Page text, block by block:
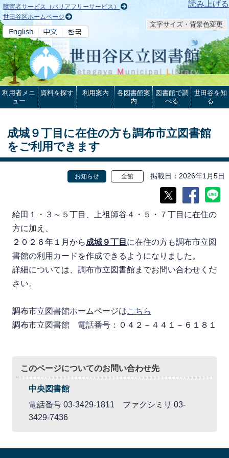
本文へ 読み上げる
障害者サービス（バリアフリーサービス）
世田谷区ホームページ
文字サイズ・背景色変更
利用者メニ
ュー
資料を探す 利用案内
各図書館案
内
図書館で調
べる
世田谷を知
る
成城９丁目に在住の方も調布市立図書館
をご利用できます
お知らせ 全館 掲載日 2026年1月5日
給田１・３～５丁目、上祖師谷４・５・７丁目に在住の
方に加え、
２０２６年１月から成城９丁目 に在住の方も調布市立図
書館の利用カードを作成できるようになりました。
詳細については、調布市立図書館までお問い合わせくだ
さい。
調布市立図書館ホームページはこちら
調布市立図書館 電話番号：０４２－４４１－６１８１
このページについてのお問い合わせ先
中央図書館
電話番号 03-3429-1811 ファクシミリ 03-
3429-7436